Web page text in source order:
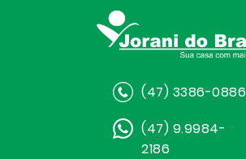
(47) 3386-0886
(47) 9.9984-
2186